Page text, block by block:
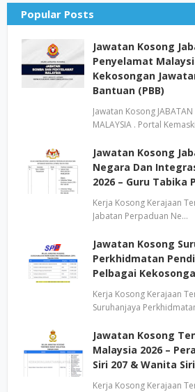
Popular Posts
Jawatan Kosong
Penyelamat
Kekosongan
Bantuan (PBB)
Jawatan Kosong
MALAYSIA . Portal
Jawatan Kosong
Negara Dan
2026 – Guru Tabika
Kerja Kosong Kerajaan
Jabatan Perpaduan Ne…
Jawatan Kosong
Perkhidmatan
Pelbagai
Kerja Kosong Kerajaan
Suruhanjaya
Jawatan Kosong
Malaysia 2026 –
Siri 207 & Wanita
Kerja Kosong Kerajaan